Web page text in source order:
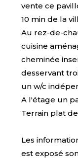
vente ce
10 min de la
Au rez-de-
cuisine
cheminée
desservant
un w/c
A l'étage un
Terrain plat de
Les
est exposé